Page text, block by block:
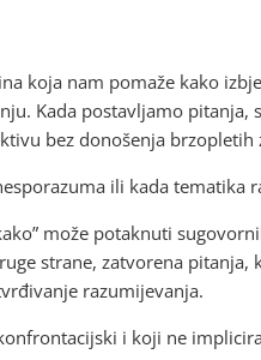
koja nam pomaže kako
Kada postavljamo
bez donošenja brzopletih
ili kada tematika
može potaknuti
strane, zatvorena pitanja,
razumijevanja.
i koji ne